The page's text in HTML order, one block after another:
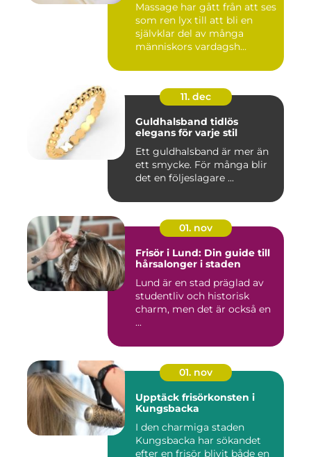
Massage har gått från att ses
som ren lyx till att bli en
självklar del av många
människors vardagsh...
11. dec
Guldhalsband tidlös
elegans för varje stil
Ett guldhalsband är mer än
ett smycke. För många blir
det en följeslagare ...
01. nov
Frisör i Lund: Din guide till
hårsalonger i staden
Lund är en stad präglad av
studentliv och historisk
charm, men det är också en
...
01. nov
Upptäck frisörkonsten i
Kungsbacka
I den charmiga staden
Kungsbacka har sökandet
efter en frisör blivit både en